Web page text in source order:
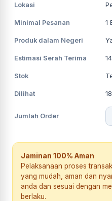
Lokasi
Minimal Pesanan 1
Produk dalam Negeri
Estimasi Serah Terima 14
Stok
Dilihat
Jumlah Order
Jaminan 100% Aman
Pelaksanaan proses
yang mudah, aman dan
anda dan sesuai dengan
berlaku.